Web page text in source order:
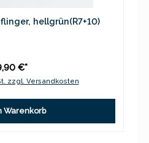
hellgrün(R7+10)
€*
zzgl. Versandkosten
Warenkorb